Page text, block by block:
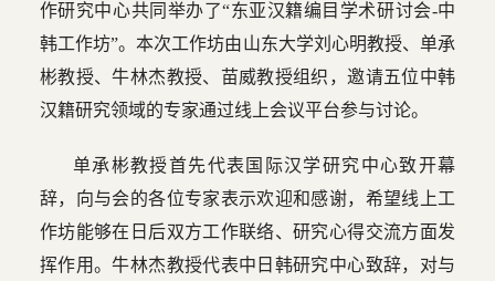
作研究中心共同举办了“东亚汉籍编目学术研讨会-中
韩工作坊”。本次工作坊由山东大学刘心明教授、单承
彬教授、牛林杰教授、苗威教授组织，邀请五位中韩
汉籍研究领域的专家通过线上会议平台参与讨论。
单承彬教授首先代表国际汉学研究中心致开幕
辞，向与会的各位专家表示欢迎和感谢，希望线上工
作坊能够在日后双方工作联络、研究心得交流方面发
挥作用。牛林杰教授代表中日韩研究中心致辞，对与